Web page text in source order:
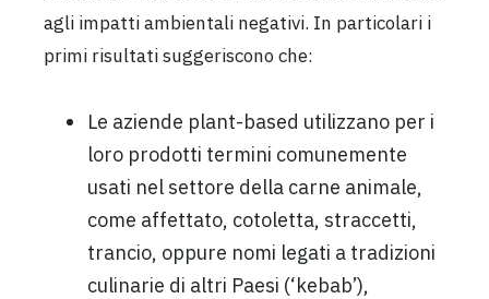
agli impatti ambientali negativi. In particolari i
primi risultati suggeriscono che:
Le aziende plant-based utilizzano per i
loro prodotti termini comunemente
usati nel settore della carne animale,
come affettato, cotoletta, straccetti,
trancio, oppure nomi legati a tradizioni
culinarie di altri Paesi (‘kebab’),